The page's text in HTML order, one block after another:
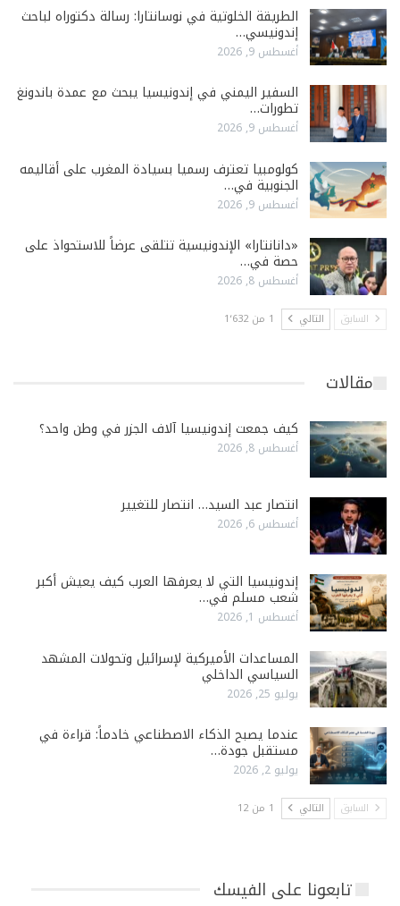
الطريقة الخلوتية في نوسانتارا: رسالة دكتوراه لباحث
إندونيسي…
أغسطس 9, 2026
السفير اليمني في إندونيسيا يبحث مع عمدة باندونغ
تطورات…
أغسطس 9, 2026
كولومبيا تعترف رسميا بسيادة المغرب على أقاليمه
الجنوبية في…
أغسطس 9, 2026
«دانانتارا» الإندونيسية تتلقى عرضاً للاستحواذ على
حصة في…
أغسطس 8, 2026
السابق التالي 1 من 1٬632
مقالات
كيف جمعت إندونيسيا آلاف الجزر في وطن واحد؟
أغسطس 8, 2026
انتصار عبد السيد… انتصار للتغيير
أغسطس 6, 2026
إندونيسيا التي لا يعرفها العرب كيف يعيش أكبر
شعب مسلم في…
أغسطس 1, 2026
المساعدات الأميركية لإسرائيل وتحولات المشهد
السياسي الداخلي
يوليو 25, 2026
عندما يصبح الذكاء الاصطناعي خادماً: قراءة في
مستقبل جودة…
يوليو 2, 2026
السابق التالي 1 من 12
تابعونا على الفيسك